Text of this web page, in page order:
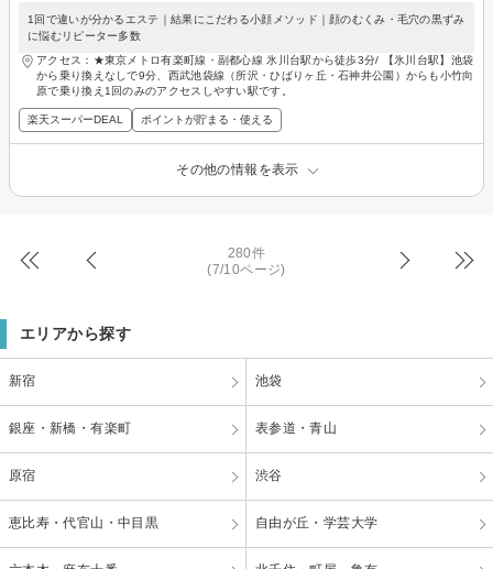
1回で違いが分かるエステ｜結果にこだわる小顔メソッド｜顔のむくみ・毛穴の黒ずみ
に悩むリピーター多数
アクセス：★東京メトロ有楽町線・副都心線 氷川台駅から徒歩3分/ 【氷川台駅】池袋
から乗り換えなしで9分、西武池袋線（所沢・ひばりヶ丘・石神井公園）からも小竹向
原で乗り換え1回のみのアクセスしやすい駅です。
楽天スーパーDEAL ポイントが貯まる・使える
その他の情報を表示
280件
(7/10ページ)
エリアから探す
新宿 池袋
銀座・新橋・有楽町 表参道・青山
原宿 渋谷
恵比寿・代官山・中目黒 自由が丘・学芸大学